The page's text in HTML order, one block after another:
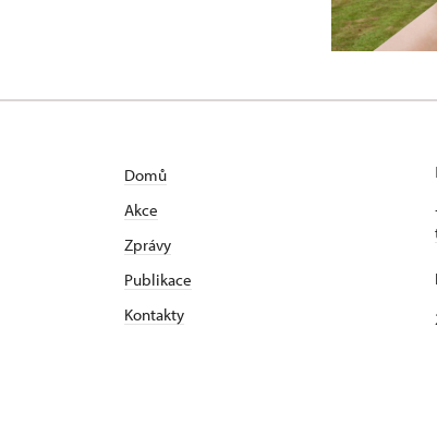
Domů
Akce
Zprávy
Publikace
Kontakty